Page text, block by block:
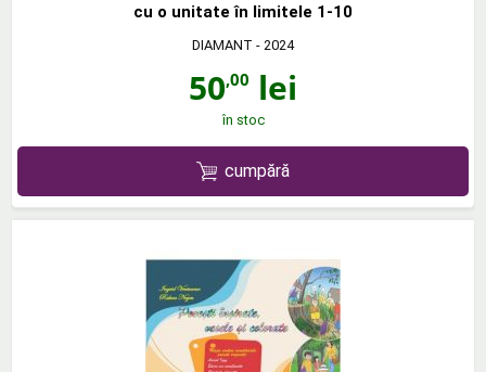
cu o unitate în limitele 1-10
DIAMANT - 2024
50,00 lei
în stoc
cumpără